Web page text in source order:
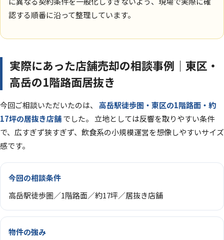
認する順番に沿って整理しています。
実際にあった店舗売却の相談事例｜東区・
高岳の1階路面居抜き
今回ご相談いただいたのは、 高岳駅徒歩圏・東区の1階路面・約
17坪の居抜き店舗でした。 立地としては反響を取りやすい条件
で、広すぎず狭すぎず、飲食系の小規模運営を想像しやすいサイズ
感です。
今回の相談条件
高岳駅徒歩圏／1階路面／約17坪／居抜き店舗
物件の強み